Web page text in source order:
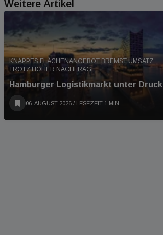
Weitere Artikel
KNAPPES FLÄCHENANGEBOT BREMST UMSATZ
TROTZ HOHER NACHFRAGE
Hamburger Logistikmarkt unter Druck
06. AUGUST 2026 / LESEZEIT 1 MIN